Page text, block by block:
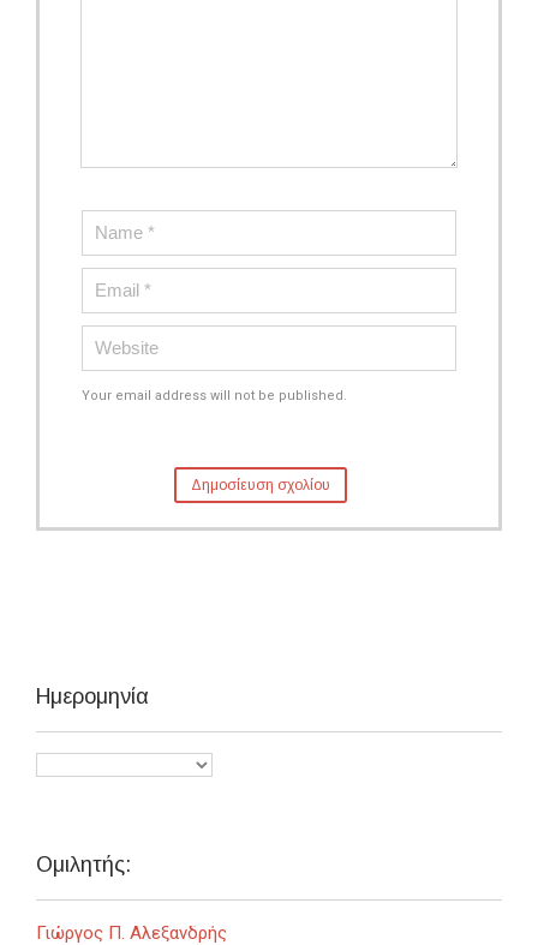
Your email address will not be published.
Ημερομηνία
Ομιλητής:
Γιώργος Π. Αλεξανδρής